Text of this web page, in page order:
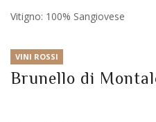
Vitigno: 100% Sangiovese
VINI ROSSI
Brunello di